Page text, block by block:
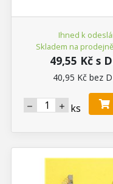
Ihned k
Skladem na
49,55 Kč s
40,95 Kč bez
ks